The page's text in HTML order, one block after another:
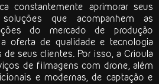
constantemente aprimorar seus
que acompanhem as
do mercado de produção
oferta de qualidade e tecnologia
de seus clientes. Por isso, a Crioula
de filmagens com drone, além
e modernas, de captação e